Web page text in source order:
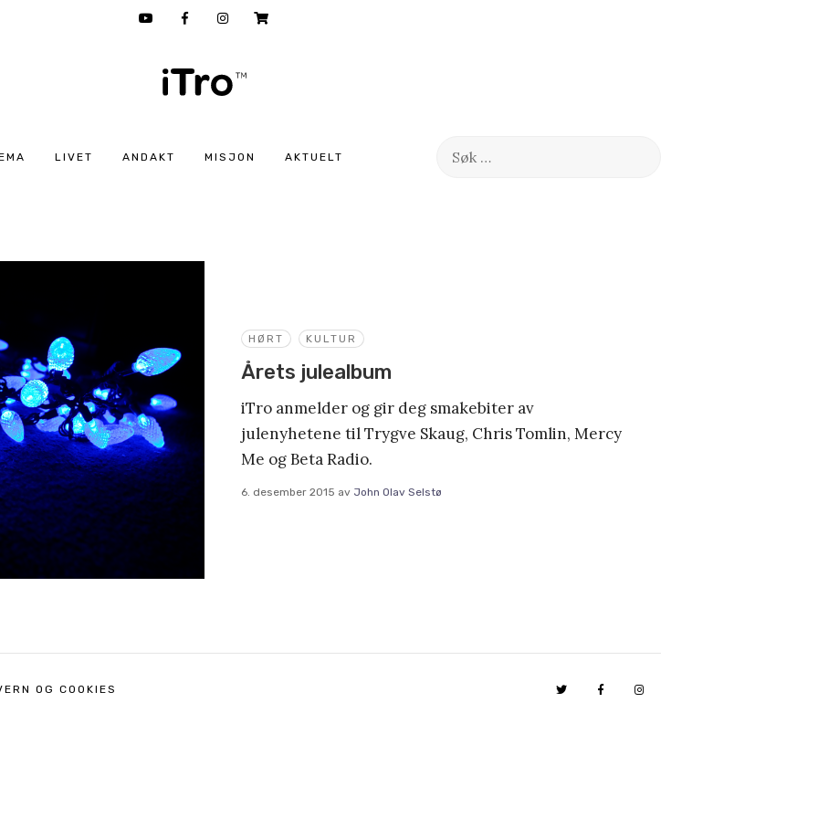
LIVET ANDAKT MISJON AKTUELT
Søk
HØRT KULTUR
Årets julealbum
iTro anmelder og gir deg smakebiter av
julenyhetene til Trygve Skaug, Chris Tomlin, Mercy
Me og Beta Radio.
6. desember 2015 av John Olav Selstø
OG COOKIES